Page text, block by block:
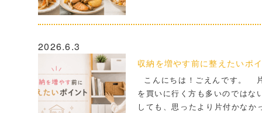
2026.6.3
収納を増やす前に整えたいポ
こんにちは！ごえんです。
を買いに行く方も多いのでは
しても、思ったより片付かな